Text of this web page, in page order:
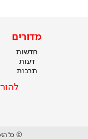
מדורים
חדשות
דעות
תרבות
© כל